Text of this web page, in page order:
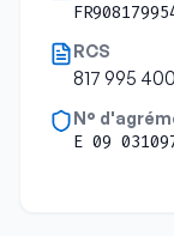
RCS
817 995
N°
E 09